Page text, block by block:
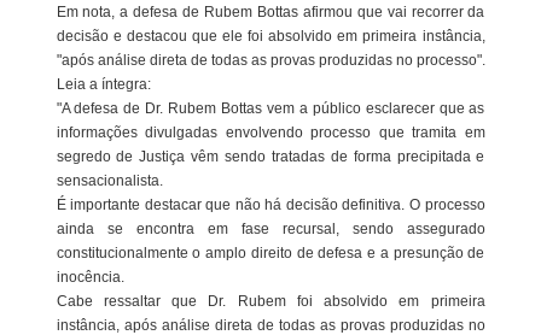
Em nota, a defesa de Rubem Bottas afirmou que vai recorrer da
decisão e destacou que ele foi absolvido em primeira instância,
"após análise direta de todas as provas produzidas no processo".
Leia a íntegra:
"A defesa de Dr. Rubem Bottas vem a público esclarecer que as
informações divulgadas envolvendo processo que tramita em
segredo de Justiça vêm sendo tratadas de forma precipitada e
sensacionalista.
É importante destacar que não há decisão definitiva. O processo
ainda se encontra em fase recursal, sendo assegurado
constitucionalmente o amplo direito de defesa e a presunção de
inocência.
Cabe ressaltar que Dr. Rubem foi absolvido em primeira
instância, após análise direta de todas as provas produzidas no